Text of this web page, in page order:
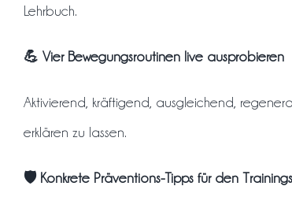
Lehrbuch.
💪 Vier Bewegungsroutinen live ausprobieren
Aktivierend, kräftigend, ausgleichend,
erklären zu lassen.
🛡️ Konkrete Präventions-Tipps für den